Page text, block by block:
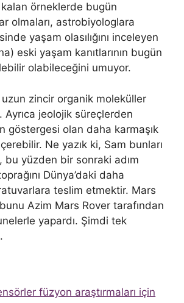
örneklerde bugün
olmaları, astrobiyologlara
yaşam olasılığını inceleyen
eski yaşam kanıtlarının bugün
olabileceğini umuyor.
zincir organik moleküller
Ayrıca jeolojik süreçlerden
göstergesi olan daha karmaşık
Ne yazık ki, Sam bunları
yüzden bir sonraki adım
Dünya’daki daha
teslim etmektir. Mars
Azim Mars Rover tarafından
yapardı. Şimdi tek
füzyon araştırmaları için